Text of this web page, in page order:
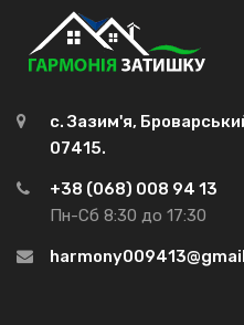
с. Зазим'я,
07415.
+38 (068) 008 94 13
Пн-Сб 8:30 до 17:30